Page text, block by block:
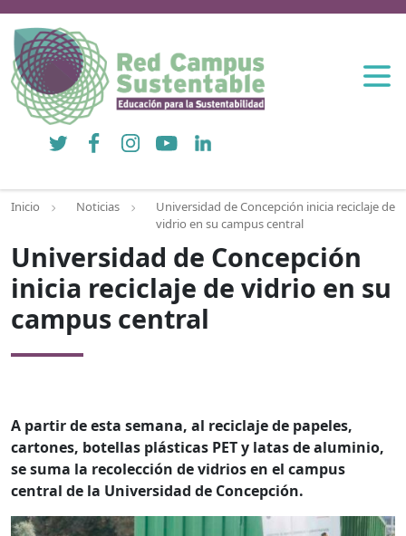
Twitter FacebookInstagramYouTubeLinkedIn
Inicio Noticias
Universidad de Concepción inicia reciclaje de
vidrio en su campus central
Universidad de Concepción
inicia reciclaje de vidrio en su
campus central
A partir de esta semana, al reciclaje de papeles,
cartones, botellas plásticas PET y latas de aluminio,
se suma la recolección de vidrios en el campus
central de la Universidad de Concepción.